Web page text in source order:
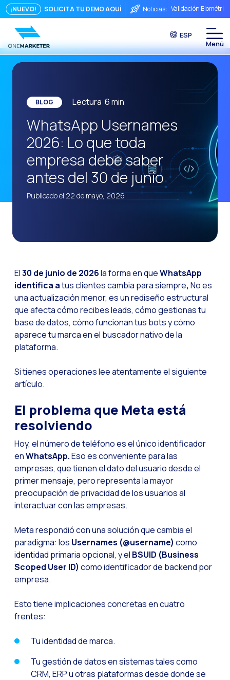
¡NUEVO! SOLICITA TU DEMO AQUÍ Noticias: Puntos de
Seguridad, ¿Te
Del chat a la
La conversación
Integrar no es
El ROI de una
WhatsApp no es
El fin del embudo
Maximizando el ROI
La fricción
Funcionalidades
Social CX: La clave
Historia e impacto
La revolución de la
WhatsApp
Recarting: La
Impulsa tus
Seguridad en los
Conoce WhatsApp
Optimiza la
¿Conoces la
La voz del cliente: el
Atención al cliente
Potenciación de
Tecnología y
La evolución del call
ESP
BLOG Lectura 6min
WhatsApp Usernames
2026: Lo que toda
empresa debe saber
antes del 30 de junio
Publicado el 22 de mayo, 2026
El30 de junio de 2026la forma en queWhatsApp
identifica atus clientes cambia para siempre, No es
una actualización menor, es un rediseño estructural
que afecta cómo recibes leads, cómo gestionas tu
base de datos, cómo funcionan tus bots y cómo
aparece tu marca en el buscador nativo de la
plataforma.
Si tienes operaciones lee atentamente el siguiente
artículo.
El problema que Meta está
resolviendo
Hoy, el número de teléfono es el único identificador
enWhatsApp.Eso es conveniente para las
empresas, que tienen el dato del usuario desde el
primer mensaje, pero representa la mayor
preocupación de privacidad de los usuarios al
interactuar con las empresas.
Meta respondió con una solución que cambia el
paradigma: los Usernames (@username) como
identidad primaria opcional, y el BSUID (Business
Scoped User ID) como identificador de backend por
empresa.
Esto tiene implicaciones concretas en cuatro
frentes:
Tu identidad de marca.
Tu gestión de datos en sistemas tales como
CRM, ERP u otras plataformas desde donde se